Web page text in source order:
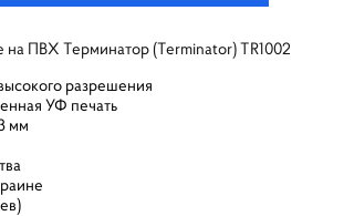
на ПВХ Терминатор (Terminator) TR1002
разрешения
УФ печать
мм